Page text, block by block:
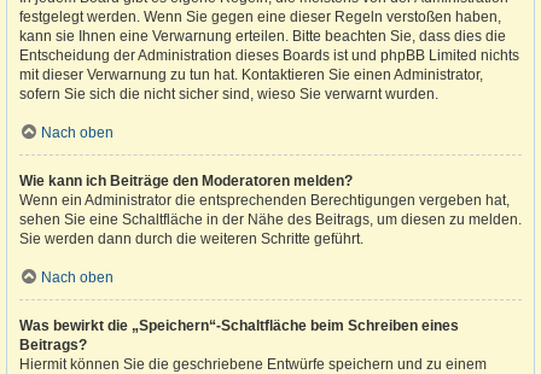
festgelegt werden. Wenn Sie gegen eine dieser Regeln verstoßen haben,
kann sie Ihnen eine Verwarnung erteilen. Bitte beachten Sie, dass dies die
Entscheidung der Administration dieses Boards ist und phpBB Limited nichts
mit dieser Verwarnung zu tun hat. Kontaktieren Sie einen Administrator,
sofern Sie sich die nicht sicher sind, wieso Sie verwarnt wurden.
Nach oben
Wie kann ich Beiträge den Moderatoren melden?
Wenn ein Administrator die entsprechenden Berechtigungen vergeben hat,
sehen Sie eine Schaltfläche in der Nähe des Beitrags, um diesen zu melden.
Sie werden dann durch die weiteren Schritte geführt.
Nach oben
Was bewirkt die „Speichern“-Schaltfläche beim Schreiben eines
Beitrags?
Hiermit können Sie die geschriebene Entwürfe speichern und zu einem